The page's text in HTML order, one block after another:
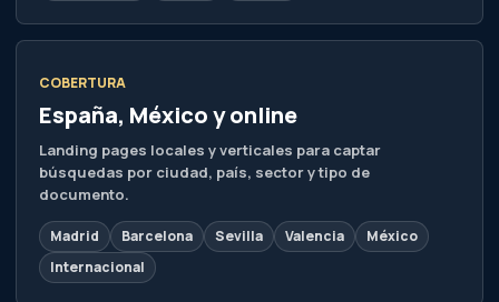
COBERTURA
España, México y online
Landing pages locales y verticales para captar
búsquedas por ciudad, país, sector y tipo de
documento.
Madrid Barcelona Sevilla Valencia
México
Internacional